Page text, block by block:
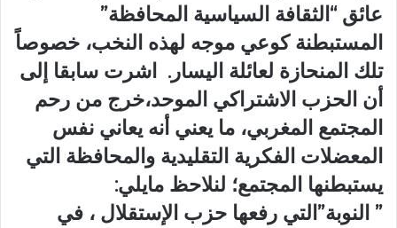
عائق “الثقافة السياسية المحافظة”
المستبطنة كوعي موجه لهذه النخب، خصوصاً
تلك المنحازة لعائلة اليسار. اشرت سابقا إلى
أن الحزب الاشتراكي الموحد،خرج من رحم
المجتمع المغربي، ما يعني أنه يعاني نفس
المعضلات الفكرية التقليدية والمحافظة التي
يستبطنها المجتمع؛ لنلاحظ مايلي:
” النوبة”التي رفعها حزب الإستقلال ، في